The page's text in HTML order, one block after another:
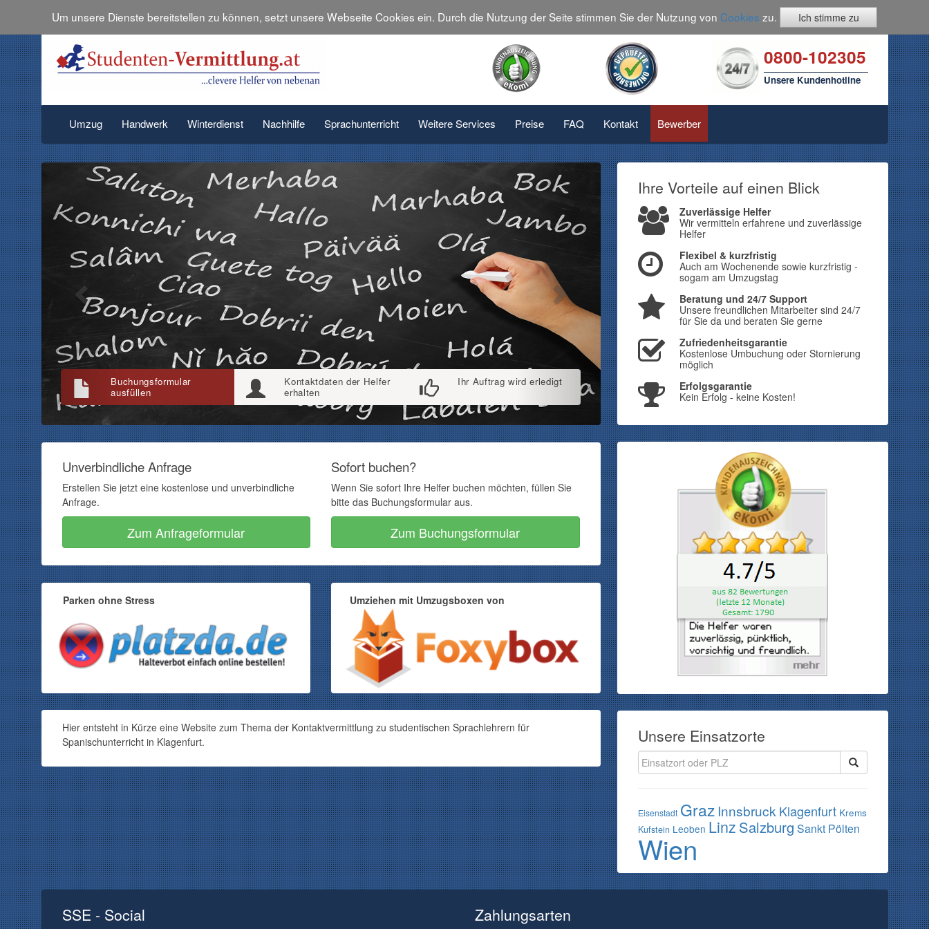
Um unsere Dienste bereitstellen zu können, setzt unsere Webseite Cookies ein. Durch die Nutzung der Seite stimmen Sie der Nutzung von Cookies zu. Ich stimme zu
0800-102305
Unsere Kundenhotline
Umzug Handwerk Winterdienst Nachhilfe Sprachunterricht Weitere Services Preise FAQ Kontakt Bewerber
Buchungsformular
ausfüllen
Kontaktdaten der Helfer
erhalten
Ihr Auftrag wird erledigt
Unverbindliche Anfrage
Erstellen Sie jetzt eine kostenlose und unverbindliche
Anfrage.
Zum Anfrageformular
Sofort buchen?
Wenn Sie sofort Ihre Helfer buchen möchten, füllen Sie
bitte das Buchungsformular aus.
Zum Buchungsformular
Parken ohne Stress Umziehen mit Umzugsboxen von
Hier entsteht in Kürze eine Website zum Thema der Kontaktvermittlung zu studentischen Sprachlehrern für
Spanischunterricht in Klagenfurt.
Ihre Vorteile auf einen Blick
Zuverlässige Helfer
Wir vermitteln erfahrene und zuverlässige
Helfer
Flexibel & kurzfristig
Auch am Wochenende sowie kurzfristig -
sogam am Umzugstag
Beratung und 24/7 Support
Unsere freundlichen Mitarbeiter sind 24/7
für Sie da und beraten Sie gerne
Zufriedenheitsgarantie
Kostenlose Umbuchung oder Stornierung
möglich
Erfolgsgarantie
Kein Erfolg - keine Kosten!
Unsere Einsatzorte
Eisenstadt Graz Innsbruck Klagenfurt Krems
Kufstein Leoben Linz Salzburg Sankt Pölten
Wien
SSE - Social Zahlungsarten